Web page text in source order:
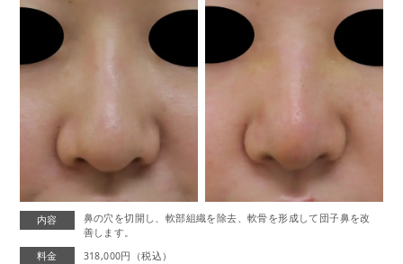
内容
鼻の穴を切開し、軟部組織を除去、軟骨を形成して団子鼻を改
善します。
料金
318,000円（税込）